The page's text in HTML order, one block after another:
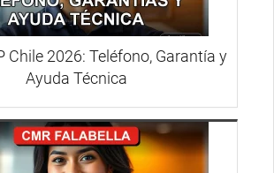
Chile 2026: Teléfono, Garantía y
Ayuda Técnica